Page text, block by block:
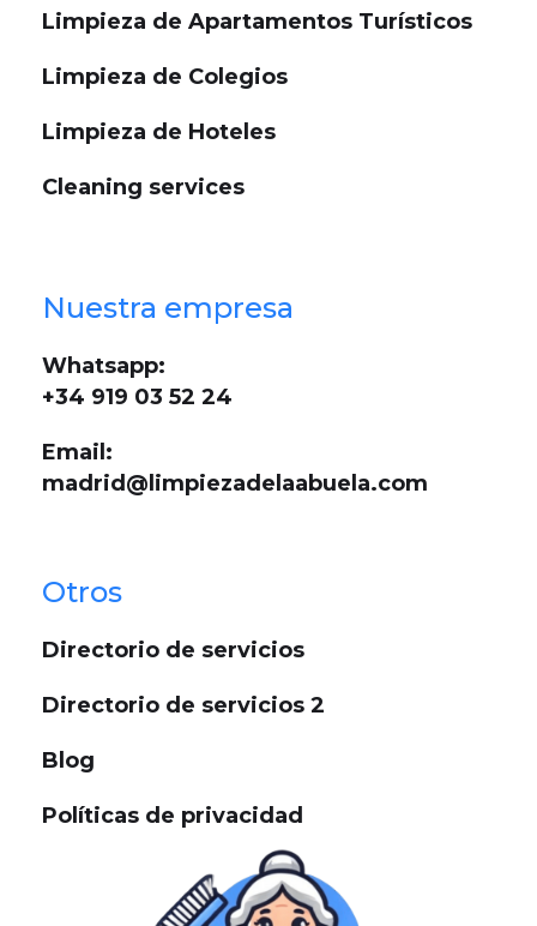
Limpieza de Apartamentos Turísticos
Limpieza de Colegios
Limpieza de Hoteles
Cleaning services
Nuestra empresa
Whatsapp:
+34 919 03 52 24
Email:
madrid@limpiezadelaabuela.com
Otros
Directorio de servicios
Directorio de servicios 2
Blog
Políticas de privacidad